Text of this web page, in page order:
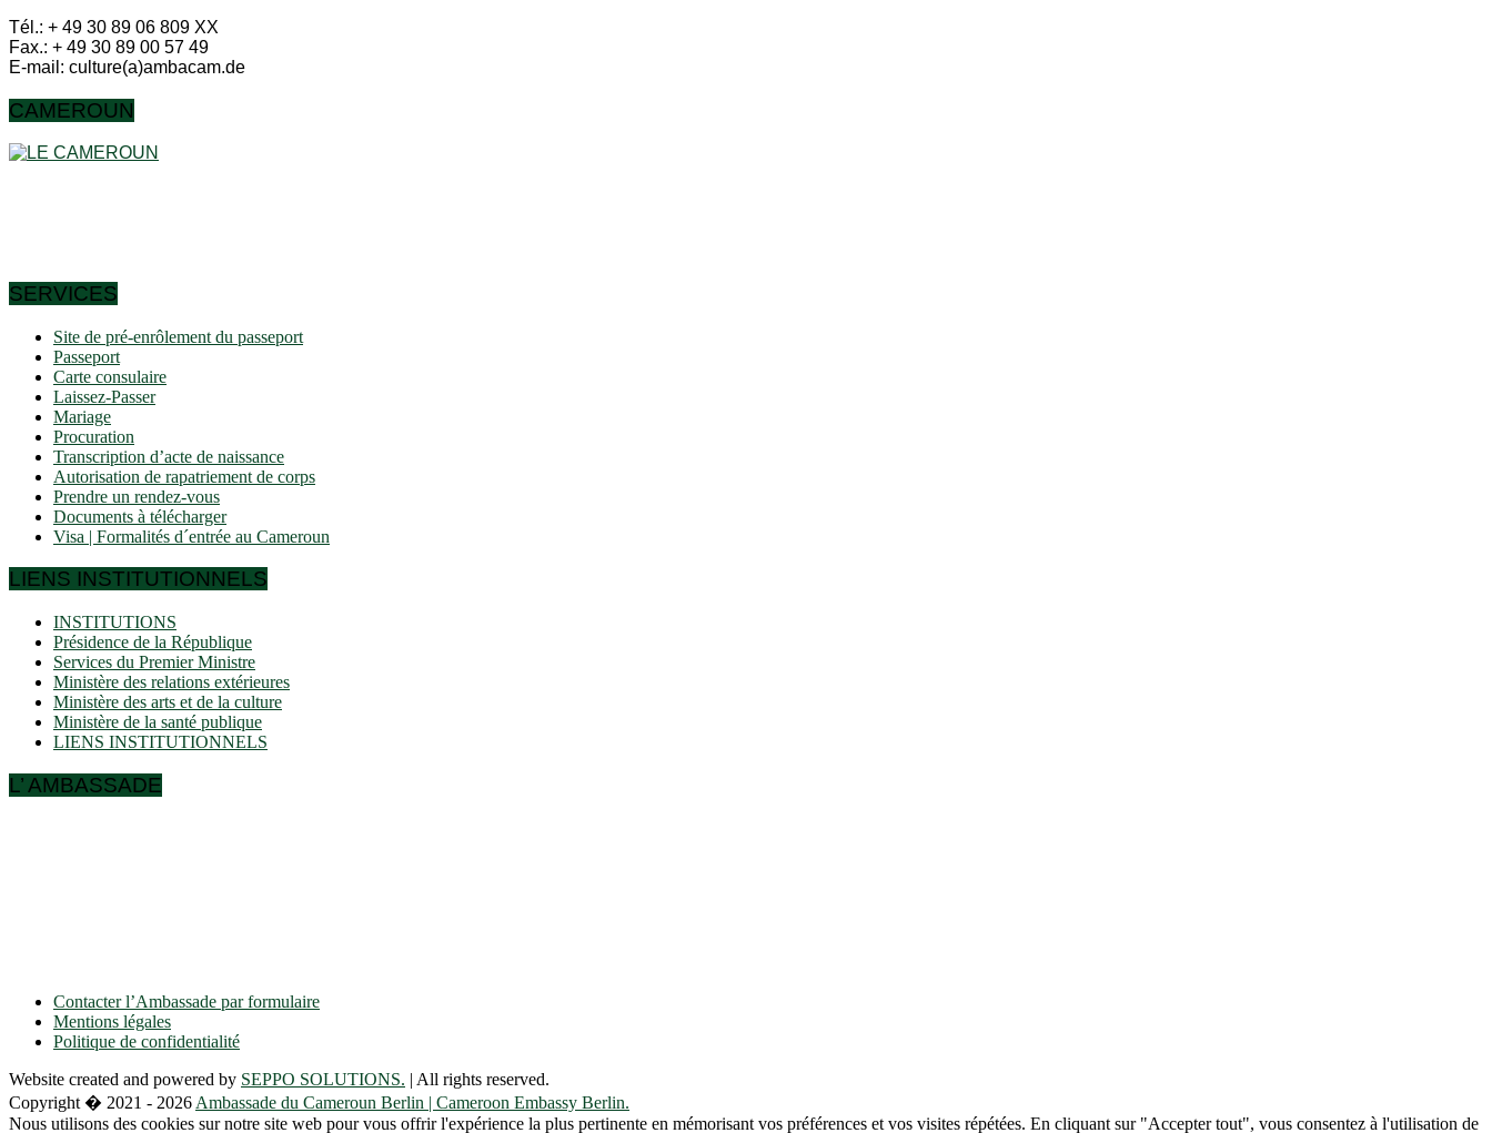
Tél.: + 49 30 89 06 809 XX
Fax.: + 49 30 89 00 57 49
E-mail: culture(a)ambacam.de
CAMEROUN
SERVICES
Site de pré-enrôlement du passeport
Passeport
Carte consulaire
Laissez-Passer
Mariage
Procuration
Transcription d’acte de naissance
Autorisation de rapatriement de corps
Prendre un rendez-vous
Documents à télécharger
Visa | Formalités d´entrée au Cameroun
LIENS INSTITUTIONNELS
INSTITUTIONS
Présidence de la République
Services du Premier Ministre
Ministère des relations extérieures
Ministère des arts et de la culture
Ministère de la santé publique
LIENS INSTITUTIONNELS
L’ AMBASSADE
Contacter l’Ambassade par formulaire
Mentions légales
Politique de confidentialité
Website created and powered by SEPPO SOLUTIONS. | All rights reserved.
Copyright � 2021 - 2026 Ambassade du Cameroun Berlin | Cameroon Embassy Berlin.
Nous utilisons des cookies sur notre site web pour vous offrir l'expérience la plus pertinente en mémorisant vos préférences et vos visites répétées. En cliquant sur "Accepter tout", vous consentez à l'utilisation de